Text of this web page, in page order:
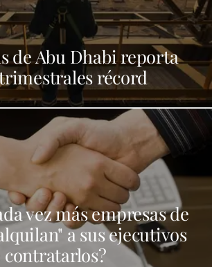
de Abu Dhabi reporta
récord
vez más empresas de
a sus ejecutivos
contratarlos?